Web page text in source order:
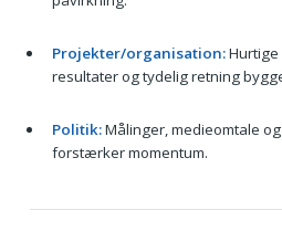
Projekter/organisation:Hurtige
resultater og tydelig retning
Politik:Målinger, medieomtale
forstærker momentum.